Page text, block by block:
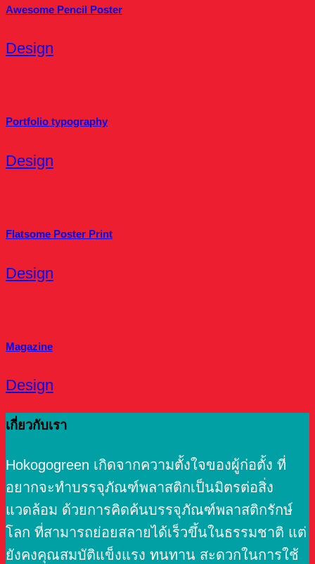
Awesome Pencil Poster
Design
Portfolio typography
Design
Flatsome Poster Print
Design
Magazine
Design
เกี่ยวกับเรา
Hokogogreen เกิดจากความตั้งใจของผู้ก่อตั้ง ที่
อยากจะทำบรรจุภัณฑ์พลาสติกเป็นมิตรต่อสิ่ง
แวดล้อม ด้วยการคิดค้นบรรจุภัณฑ์พลาสติกรักษ์
โลก ที่สามารถย่อยสลายได้เร็วขึ้นในธรรมชาติ แต่
ยังคงคุณสมบัติแข็งแรง ทนทาน สะดวกในการใช้